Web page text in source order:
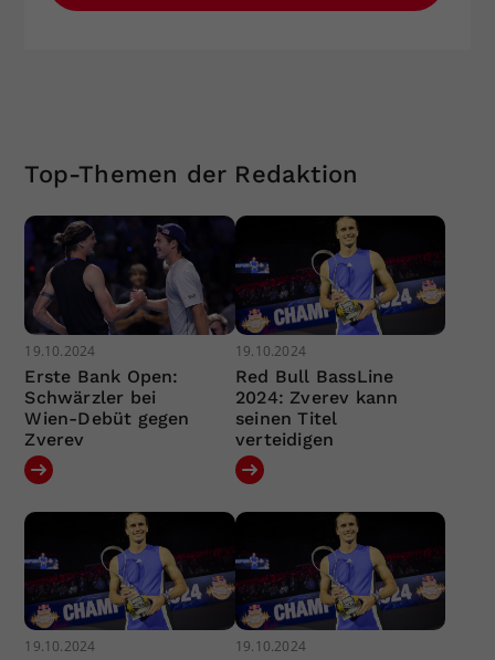
Top-Themen der Redaktion
19.10.2024
Erste Bank Open:
Schwärzler bei
Wien-Debüt gegen
Zverev
19.10.2024
Red Bull BassLine
2024: Zverev kann
seinen Titel
verteidigen
19.10.2024 19.10.2024